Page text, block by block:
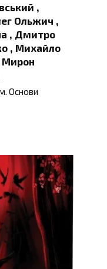
,
Ольжич ,
, Дмитро
, Михайло
Мирон
Основи